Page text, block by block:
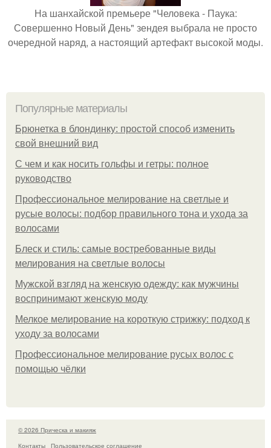
На шанхайской премьере "Человека - Паука:
Совершенно Новый День" зендея выбрала не просто
очередной наряд, а настоящий артефакт высокой моды.
Популярные материалы
Брюнетка в блондинку: простой способ изменить
свой внешний вид
С чем и как носить гольфы и гетры: полное
руководство
Профессиональное мелирование на светлые и
русые волосы: подбор правильного тона и ухода за
волосами
Блеск и стиль: самые востребованные виды
мелирования на светлые волосы
Мужской взгляд на женскую одежду: как мужчины
воспринимают женскую моду
Мелкое мелирование на короткую стрижку: подход к
уходу за волосами
Профессиональное мелирование русых волос с
помощью чёлки
© 2026 Прическа и макияж
Контакты
Пользовательское соглашение